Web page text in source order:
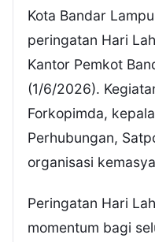
Kota Bandar
peringatan Hari
Kantor Pemkot
(1/6/2026).
Forkopimda,
Perhubungan,
organisasi
Peringatan Hari
momentum bagi